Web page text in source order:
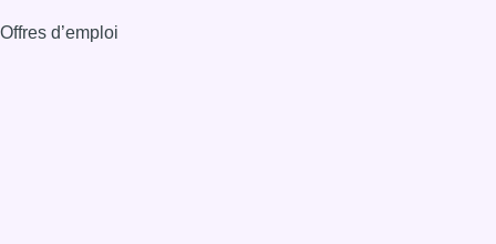
Offres d’emploi